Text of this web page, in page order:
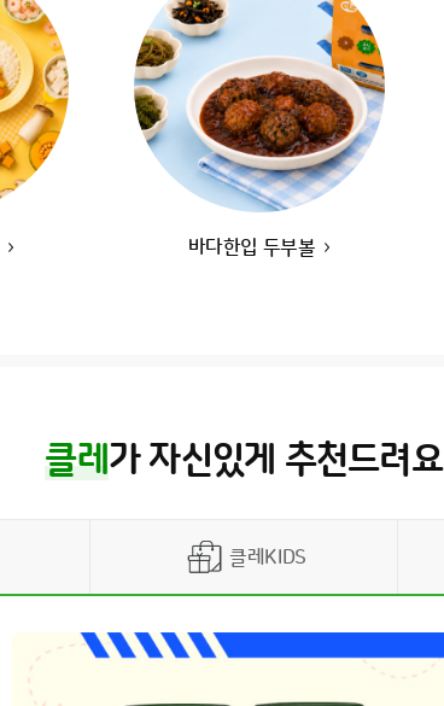
바다한입 두부볼
클레 가 자신있게 추천드려요
클레KIDS